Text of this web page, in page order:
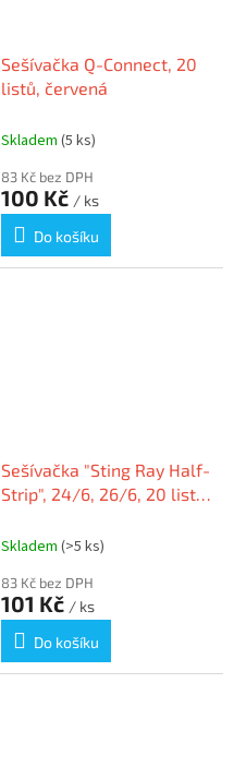
Sešívačka Q-Connect, 20
listů, červená
Skladem (5 ks)
83 Kč bez DPH
100 Kč / ks
Do košíku
Sešívačka "Sting Ray Half-
Strip", 24/6, 26/6, 20 listů,
Skladem (>5 ks)
83 Kč bez DPH
101 Kč / ks
Do košíku